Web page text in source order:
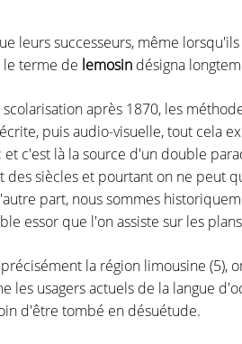
leurs successeurs, même
terme de lemosin désigna
après 1870, les
puis audio-visuelle, tout cela
c'est là la source d'un double
siècles et pourtant on ne peut
part, nous sommes
essor que l'on assiste sur les
la région limousine (5),
les usagers actuels de la langue
d'être tombé en désuétude.